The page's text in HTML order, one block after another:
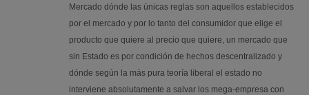
Mercado dónde las únicas reglas son aquellos establecidos
por el mercado y por lo tanto del consumidor que elige el
producto que quiere al precio que quiere, un mercado que
sin Estado es por condición de hechos descentralizado y
dónde según la más pura teoría liberal el estado no
interviene absolutamente a salvar los mega-empresa con